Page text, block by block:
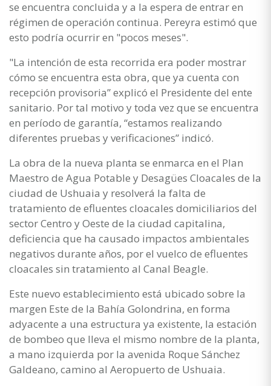
se encuentra concluida y a la espera de entrar en
régimen de operación continua. Pereyra estimó que
esto podría ocurrir en "pocos meses".
"La intención de esta recorrida era poder mostrar
cómo se encuentra esta obra, que ya cuenta con
recepción provisoria” explicó el Presidente del ente
sanitario. Por tal motivo y toda vez que se encuentra
en período de garantía, “estamos realizando
diferentes pruebas y verificaciones” indicó.
La obra de la nueva planta se enmarca en el Plan
Maestro de Agua Potable y Desagües Cloacales de la
ciudad de Ushuaia y resolverá la falta de
tratamiento de efluentes cloacales domiciliarios del
sector Centro y Oeste de la ciudad capitalina,
deficiencia que ha causado impactos ambientales
negativos durante años, por el vuelco de efluentes
cloacales sin tratamiento al Canal Beagle.
Este nuevo establecimiento está ubicado sobre la
margen Este de la Bahía Golondrina, en forma
adyacente a una estructura ya existente, la estación
de bombeo que lleva el mismo nombre de la planta,
a mano izquierda por la avenida Roque Sánchez
Galdeano, camino al Aeropuerto de Ushuaia.